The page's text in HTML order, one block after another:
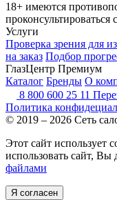
18+ имеются
проконсультироваться
Услуги
Проверка зрения для
на заказ Подбор
ГлазЦентр Премиум
Каталог Бренды О
8 800 600 25 11
Политика
© 2019 – 2026 Сеть
Этот сайт использует
использовать сайт, Вы
файлами
Я согласен